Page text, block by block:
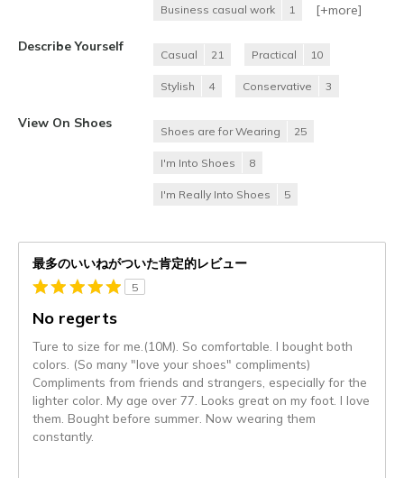
Business casual work 1 [+more]
Describe Yourself
Casual 21 Practical 10
Stylish 4 Conservative 3
View On Shoes
Shoes are for Wearing 25
I'm Into Shoes 8
I'm Really Into Shoes 5
最多のいいねがついた肯定的レビュー
5
No regerts
Ture to size for me.(10M). So comfortable. I bought both
colors. (So many "love your shoes" compliments)
Compliments from friends and strangers, especially for the
lighter color. My age over 77. Looks great on my foot. I love
them. Bought before summer. Now wearing them
constantly.